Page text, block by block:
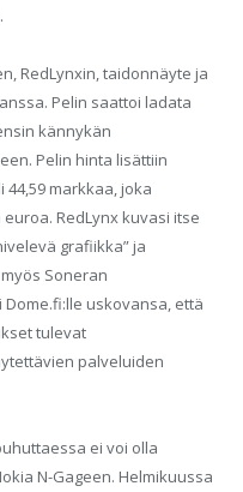
RedLynxin, taidonnäyte ja
Pelin saattoi ladata
kännykän
Pelin hinta lisättiin
markkaa, joka
RedLynx kuvasi itse
grafiikka” ja
Soneran
uskovansa, että
tulevat
palveluiden
ei voi olla
N-Gageen. Helmikuussa